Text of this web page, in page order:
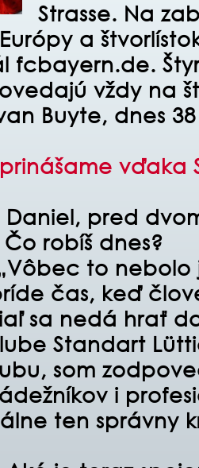
Strasse. Na
a
fcbayern.de.
vždy na
Buyte, dnes
vďaka
Daniel, pred
robíš dnes?
to
čas, keď
sa nedá hrať
Standart
som
i
ten správny